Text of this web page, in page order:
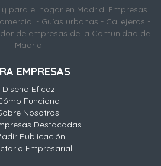
para el hogar en Madrid. Empresas
- Guías urbanas - Callejeros -
de empresas de la Comunidad de
Madrid
EMPRESAS
Diseño Eficaz
Funciona
Nosotros
Destacadas
Publicación
Empresarial